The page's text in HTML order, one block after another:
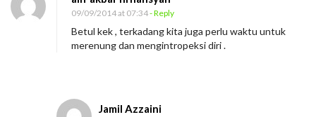
K
t
09/09/2014 at 07:34- Reply
Betul kek , terkadang kita juga perlu waktu untuk
merenung dan mengintropeksi diri .
Jamil Azzaini